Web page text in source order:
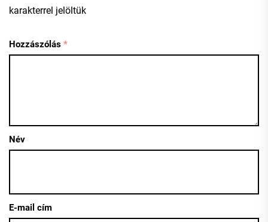
karakterrel jelöltük
Hozzászólás *
Név
E-mail cím